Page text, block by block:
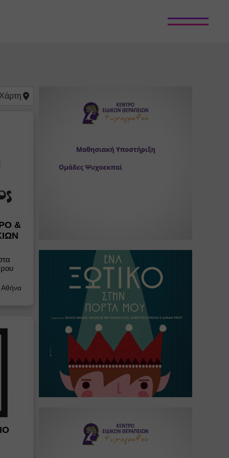
Χάρτη
&
Αθήνα